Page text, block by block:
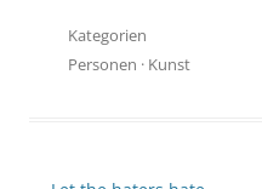
Kategorien
Personen · Kunst